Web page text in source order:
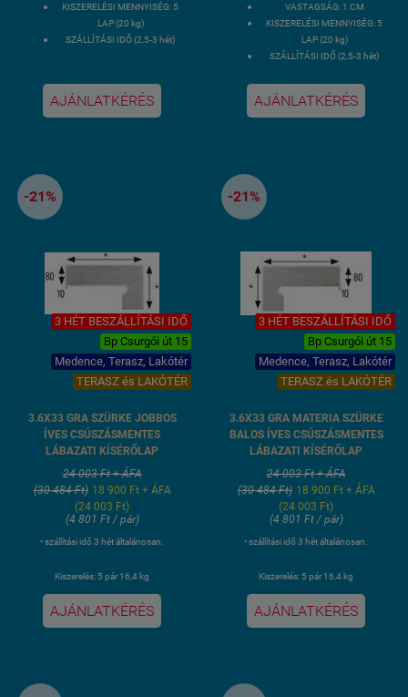
KISZERELÉSI MENNYISÉG: 5
LAP (20 kg)
SZÁLLÍTÁSI IDŐ (2,5-3 hét)
AJÁNLATKÉRÉS
VASTAGSÁG: 1 CM
KISZERELÉSI MENNYISÉG: 5
LAP (20 kg)
SZÁLLÍTÁSI IDŐ (2,5-3 hét)
AJÁNLATKÉRÉS
-21%
3 HÉT BESZÁLLÍTÁSI IDŐ
Bp Csurgói út 15
Medence, Terasz, Lakótér
TERASZ és LAKÓTÉR
3.6X33 GRA SZÜRKE JOBBOS
ÍVES CSÚSZÁSMENTES
LÁBAZATI KÍSÉRŐLAP
24 003 Ft + ÁFA
(30 484 Ft) 18 900 Ft + ÁFA
(24 003 Ft)
(4 801 Ft / pár)
• szállítási idő 3 hét általánosan.
Kiszerelés: 5 pár 16,4 kg
AJÁNLATKÉRÉS
-21%
3 HÉT BESZÁLLÍTÁSI IDŐ
Bp Csurgói út 15
Medence, Terasz, Lakótér
TERASZ és LAKÓTÉR
3.6X33 GRA MATERIA SZÜRKE
BALOS ÍVES CSÚSZÁSMENTES
LÁBAZATI KÍSÉRŐLAP
24 003 Ft + ÁFA
(30 484 Ft) 18 900 Ft + ÁFA
(24 003 Ft)
(4 801 Ft / pár)
• szállítási idő 3 hét általánosan.
Kiszerelés: 5 pár 16,4 kg
AJÁNLATKÉRÉS